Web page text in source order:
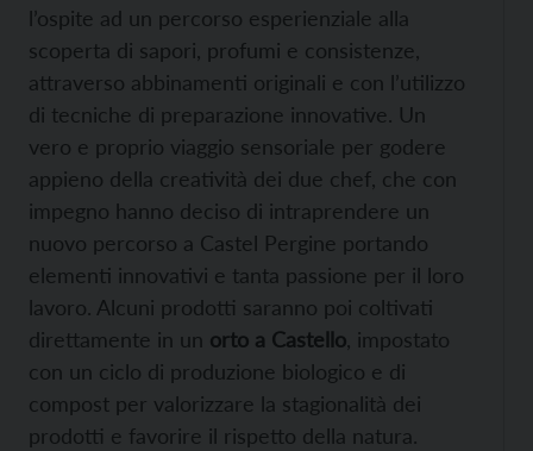
l’ospite ad un percorso esperienziale alla
scoperta di sapori, profumi e consistenze,
attraverso abbinamenti originali e con l’utilizzo
di tecniche di preparazione innovative. Un
vero e proprio viaggio sensoriale per godere
appieno della creatività dei due chef, che con
impegno hanno deciso di intraprendere un
nuovo percorso a Castel Pergine portando
elementi innovativi e tanta passione per il loro
lavoro. Alcuni prodotti saranno poi coltivati
direttamente in un orto a Castello , impostato
con un ciclo di produzione biologico e di
compost per valorizzare la stagionalità dei
prodotti e favorire il rispetto della natura.